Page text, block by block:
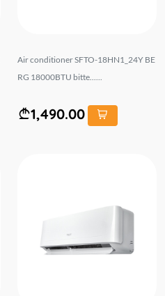
Air conditioner SFTO-18HN1_24Y BE
RG 18000BTU bitte......
1,490.00